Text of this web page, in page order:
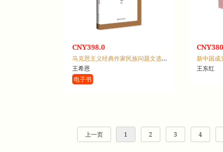
CNY398.0
马克思主义经典作家民族问题文选：增补卷
王希恩
电子书
王东红
上一页 1 2 3 4